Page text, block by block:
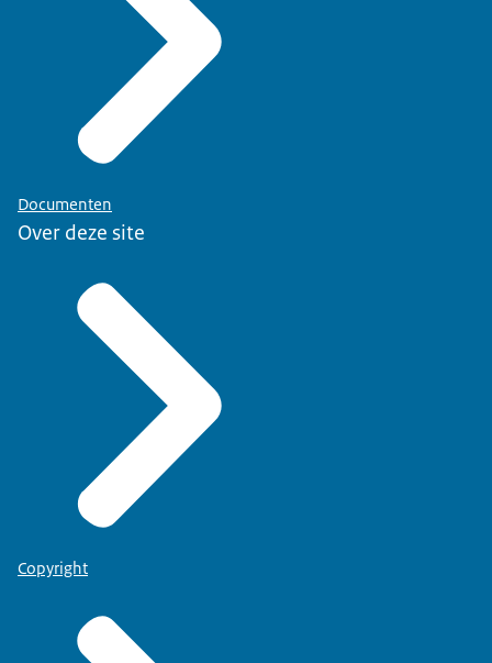
Documenten
Over deze site
Copyright